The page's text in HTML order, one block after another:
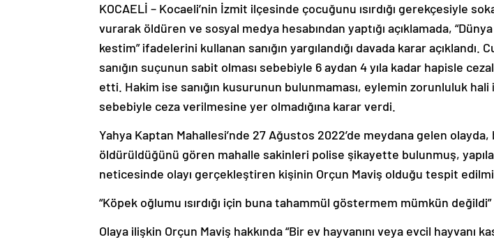
KOCAELİ – Kocaeli’nin İzmit ilçesinde çocuğunu ısırdığı gerekçesiyle
vurarak öldüren ve sosyal medya hesabından yaptığı açıklamada, “Dünya
kestim” ifadelerini kullanan sanığın yargılandığı davada karar açıklandı.
sanığın suçunun sabit olması sebebiyle 6 aydan 4 yıla kadar hapisle
etti. Hakim ise sanığın kusurunun bulunmaması, eylemin zorunluluk hali
sebebiyle ceza verilmesine yer olmadığına karar verdi.
Yahya Kaptan Mahallesi’nde 27 Ağustos 2022’de meydana gelen
öldürüldüğünü gören mahalle sakinleri polise şikayette bulunmuş,
neticesinde olayı gerçekleştiren kişinin Orçun Maviş olduğu tespit
“Köpek oğlumu ısırdığı için buna tahammül göstermem mümkün değildi”
Olaya ilişkin Orçun Maviş hakkında “Bir ev hayvanını veya evcil hayvanı